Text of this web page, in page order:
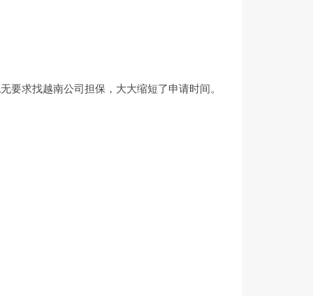
求找越南公司担保，大大缩短了申请时间。